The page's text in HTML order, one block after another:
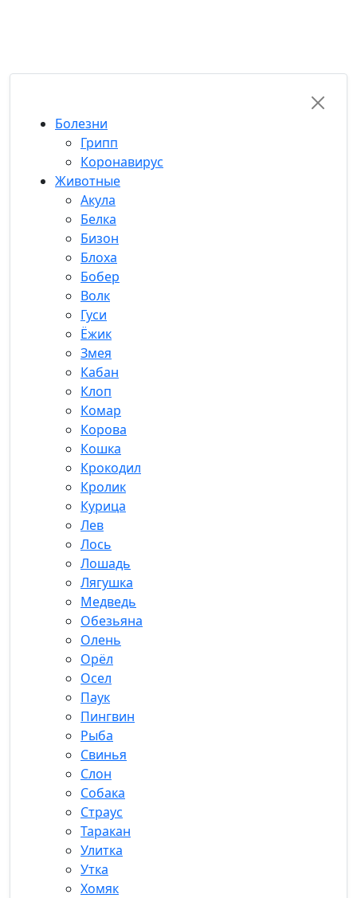
Болезни
Грипп
Коронавирус
Животные
Акула
Белка
Бизон
Блоха
Бобер
Волк
Гуси
Ёжик
Змея
Кабан
Клоп
Комар
Корова
Кошка
Крокодил
Кролик
Курица
Лев
Лось
Лошадь
Лягушка
Медведь
Обезьяна
Олень
Орёл
Осел
Паук
Пингвин
Рыба
Свинья
Слон
Собака
Страус
Таракан
Улитка
Утка
Хомяк